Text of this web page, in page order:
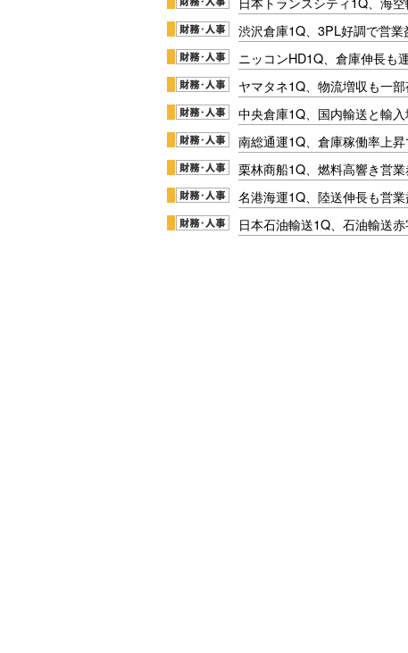
渋沢倉庫1Q、3PL好調で営業
ニッコンHD1Q、倉庫伸長も
ヤマタネ1Q、物流増収も一
中央倉庫1Q、国内輸送と輸
南総通運1Q、倉庫稼働率上
栗林商船1Q、燃料高響き営
名港海運1Q、陸送伸長も営
日本石油輸送1Q、石油輸送